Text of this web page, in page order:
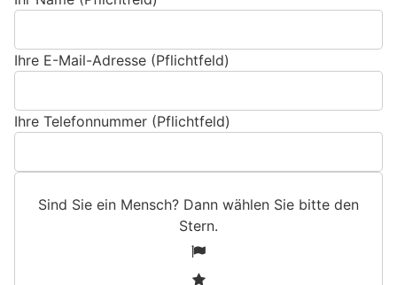
Ihre E-Mail-Adresse (Pflichtfeld)
Ihre Telefonnummer (Pflichtfeld)
Sind Sie ein Mensch? Dann wählen Sie bitte den
Stern.